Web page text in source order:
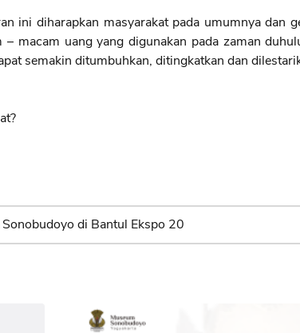
diharapkan masyarakat pada umumnya dan
– macam uang yang digunakan pada zaman
semakin ditumbuhkan, ditingkatkan dan
di Bantul Ekspo 20